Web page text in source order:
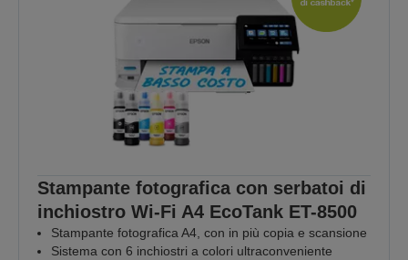
Stampante fotografica con serbatoi di
inchiostro Wi-Fi A4 EcoTank ET-8500
Stampante fotografica A4, con in più copia e scansione
Sistema con 6 inchiostri a colori ultraconveniente